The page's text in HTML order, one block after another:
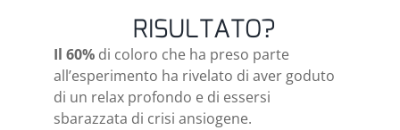
RISULTATO?
Il 60% di coloro che ha preso parte
all’esperimento ha rivelato di aver goduto
di un relax profondo e di essersi
sbarazzata di crisi ansiogene.